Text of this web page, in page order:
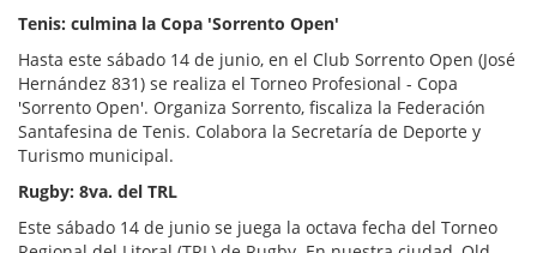
Tenis: culmina la Copa 'Sorrento Open'
Hasta este sábado 14 de junio, en el Club Sorrento Open (José
Hernández 831) se realiza el Torneo Profesional - Copa
'Sorrento Open'. Organiza Sorrento, fiscaliza la Federación
Santafesina de Tenis. Colabora la Secretaría de Deporte y
Turismo municipal.
Rugby: 8va. del TRL
Este sábado 14 de junio se juega la octava fecha del Torneo